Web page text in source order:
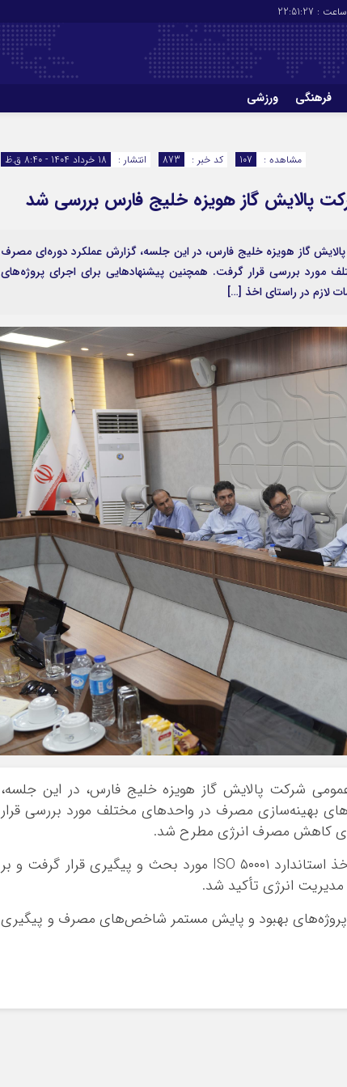
ساعت : 22:51:28
فرهنگی ورزشی
انتشار :
18 خرداد 1404 - 8:40 ق.ظ کد خبر : 873 مشاهده : 107
پالایش گاز هویزه خلیج فارس بررسی شد
گاز هویزه خلیج فارس، در این جلسه، گزارش عملکرد دوره‌ای مصرف
مورد بررسی قرار گرفت. همچنین پیشنهادهایی برای اجرای پروژه‌های
در راستای اخذ […]
عمومی شرکت پالایش گاز هویزه خلیج فارس، در این جلسه،
بهینه‌سازی مصرف در واحدهای مختلف مورد بررسی قرار
کاهش مصرف انرژی مطرح شد.
در این نشست همچنین اقدامات لازم در راستای اخذ استاندارد ISO ۵۰۰۰۱ مورد بحث و پیگیری قرار گرفت و بر
مدیریت انرژی تأکید شد.
بهبود و پایش مستمر شاخص‌های مصرف و پیگیری